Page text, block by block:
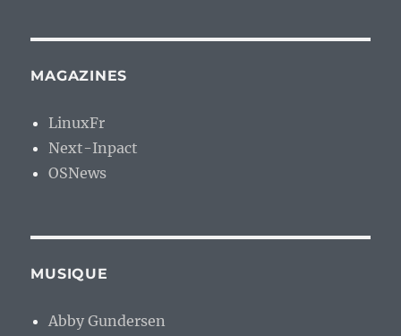
MAGAZINES
LinuxFr
Next-Inpact
OSNews
MUSIQUE
Abby Gundersen